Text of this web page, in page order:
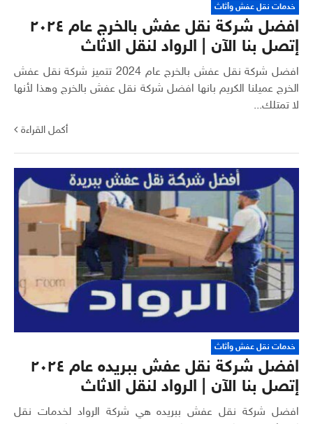
خدمات نقل عفش وأثاث
افضل شركة نقل عفش بالخرج عام ٢٠٢٤
إتصل بنا الآن | الرواد لنقل الاثاث
افضل شركة نقل عفش بالخرج عام 2024 تتميز شركة نقل عفش
الخرج عميلنا الكريم بانها افضل شركة نقل عفش بالخرج وهذا لأنها
لا تمتلك...
أكمل القراءة
خدمات نقل عفش وأثاث
افضل شركة نقل عفش ببريده عام ٢٠٢٤
إتصل بنا الآن | الرواد لنقل الاثاث
افضل شركة نقل عفش ببريده هي شركة الرواد لخدمات نقل